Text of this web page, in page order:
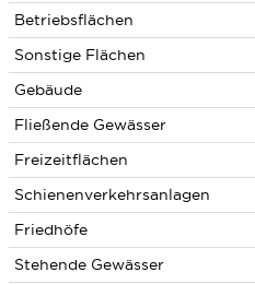
Betriebsflächen
Sonstige Flächen
Gebäude
Fließende Gewässer
Freizeitflächen
Schienenverkehrsanlagen
Friedhöfe
Stehende Gewässer